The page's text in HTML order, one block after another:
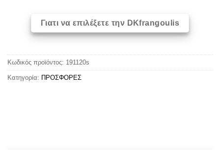
Γιατι να επιλέξετε την DKfrangoulis
Κωδικός προϊόντος: 191120s
Κατηγορία: ΠΡΟΣΦΟΡΕΣ